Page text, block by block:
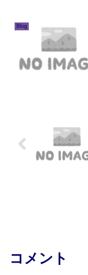
Blog
コメント